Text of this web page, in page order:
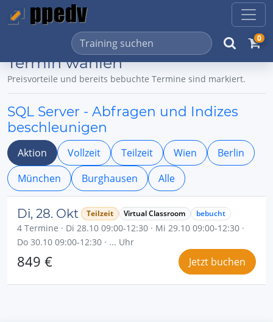
0
Termin wählen
Preisvorteile und bereits bebuchte Termine sind markiert.
SQL Server - Abfragen und Indizes
beschleunigen
Aktion Vollzeit Teilzeit Wien
Berlin
München
Burghausen Alle
Di, 28. Okt Teilzeit Virtual Classroom bebucht
4 Termine · Di 28.10 09:00-12:30 · Mi 29.10 09:00-12:30 ·
Do 30.10 09:00-12:30 · ... Uhr
849 € Jetzt buchen